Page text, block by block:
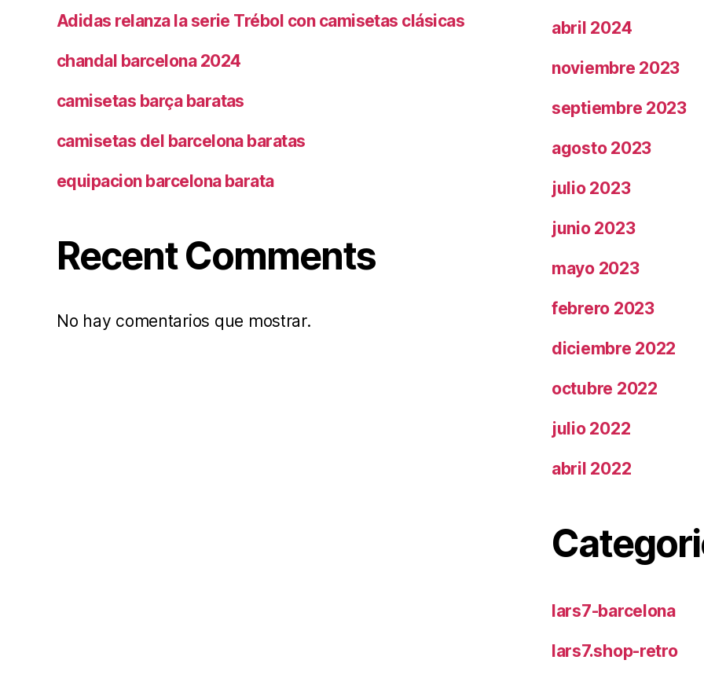
Adidas relanza la serie Trébol con camisetas clásicas
chandal barcelona 2024
camisetas barça baratas
camisetas del barcelona baratas
equipacion barcelona barata
Recent Comments
No hay comentarios que mostrar.
abril 2024
noviembre 2023
septiembre 2023
agosto 2023
julio 2023
junio 2023
mayo 2023
febrero 2023
diciembre 2022
octubre 2022
julio 2022
abril 2022
lars7-barcelona
lars7.shop-retro